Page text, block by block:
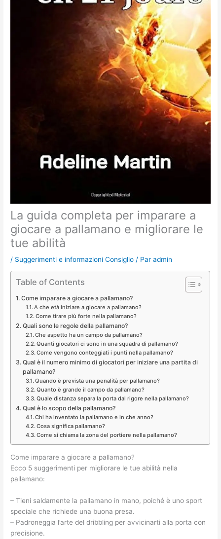
La guida completa per imparare a
giocare a pallamano e migliorare le
tue abilità
/ Suggerimenti e informazioni Consiglio / Paradmin
Table of Contents
Come imparare a giocare a pallamano?
A che età iniziare a giocare a pallamano?
Come tirare più forte nella pallamano?
Quali sono le regole della pallamano?
Che aspetto ha un campo da pallamano?
Quanti giocatori ci sono in una squadra di pallamano?
Come vengono conteggiati i punti nella pallamano?
Qual è il numero minimo di giocatori per iniziare una partita di
pallamano?
Quando è prevista una penalità per pallamano?
Quanto è grande il campo da pallamano?
Quale distanza separa la porta dal rigore nella pallamano?
Qual è lo scopo della pallamano?
Chi ha inventato la pallamano e in che anno?
Cosa significa pallamano?
Come si chiama la zona del portiere nella pallamano?
Come imparare a giocare a pallamano?
Ecco 5 suggerimenti per migliorare le tue abilità nella
pallamano:
– Tieni saldamente la pallamano in mano, poiché è uno sport
speciale che richiede una buona presa.
– Padroneggia l’arte del dribbling per avvicinarti alla porta con
precisione.